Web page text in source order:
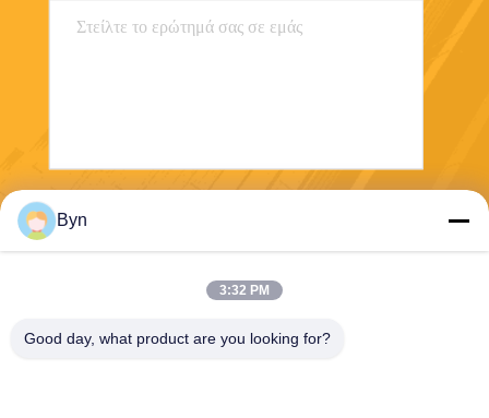
Byn
3:32 PM
Good day, what product are you looking for?